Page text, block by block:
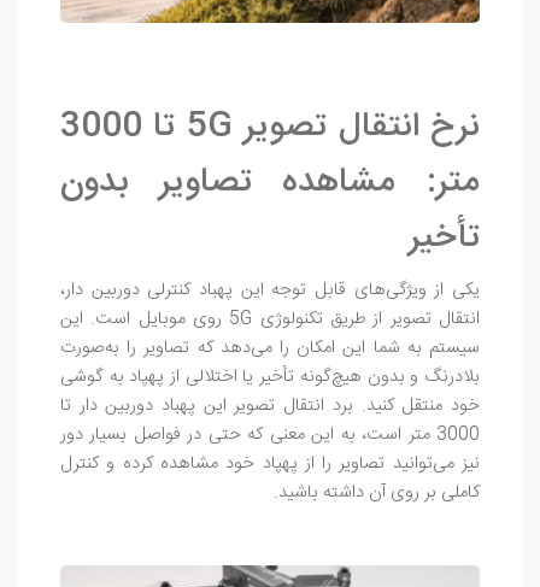
نرخ انتقال تصویر 5G تا 3000
متر: مشاهده تصاویر بدون
تأخیر
یکی از ویژگی‌های قابل توجه این پهباد کنترلی دوربین دار،
انتقال تصویر از طریق تکنولوژی 5G روی موبایل است. این
سیستم به شما این امکان را می‌دهد که تصاویر را به‌صورت
بلادرنگ و بدون هیچ‌گونه تأخیر یا اختلالی از پهپاد به گوشی
خود منتقل کنید. برد انتقال تصویر این پهباد دوربین دار تا
3000 متر است، به این معنی که حتی در فواصل بسیار دور
نیز می‌توانید تصاویر را از پهپاد خود مشاهده کرده و کنترل
کاملی بر روی آن داشته باشید.